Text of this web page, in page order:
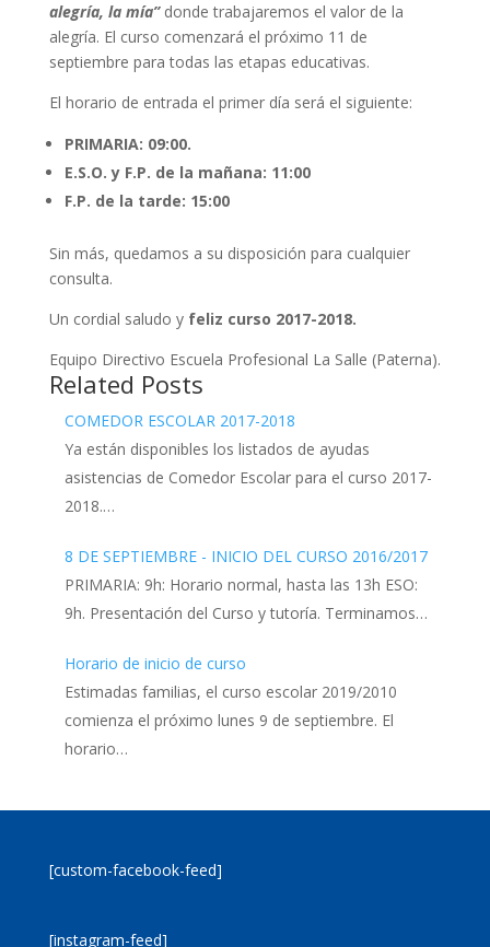
alegría, la mía”donde trabajaremos el valor de la
alegría. El curso comenzará el próximo 11 de
septiembre para todas las etapas educativas.
El horario de entrada el primer día será el siguiente:
PRIMARIA: 09:00.
E.S.O. y F.P. de la mañana: 11:00
F.P. de la tarde: 15:00
Sin más, quedamos a su disposición para cualquier
consulta.
Un cordial saludo y feliz curso 2017-2018.
Equipo Directivo Escuela Profesional La Salle (Paterna).
Related Posts
COMEDOR ESCOLAR 2017-2018
Ya están disponibles los listados de ayudas
asistencias de Comedor Escolar para el curso 2017-
2018.…
8 DE SEPTIEMBRE - INICIO DEL CURSO 2016/2017
PRIMARIA: 9h: Horario normal, hasta las 13h ESO:
9h. Presentación del Curso y tutoría. Terminamos…
Horario de inicio de curso
Estimadas familias, el curso escolar 2019/2010
comienza el próximo lunes 9 de septiembre. El
horario…
[custom-facebook-feed]
[instagram-feed]